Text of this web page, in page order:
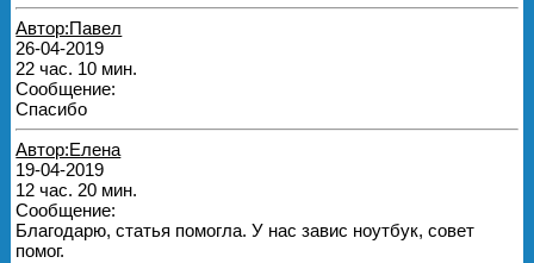
Автор:Павел
26-04-2019
22 час. 10 мин.
Сообщение:
Спасибо
Автор:Елена
19-04-2019
12 час. 20 мин.
Сообщение:
Благодарю, статья помогла. У нас завис ноутбук, совет
помог.